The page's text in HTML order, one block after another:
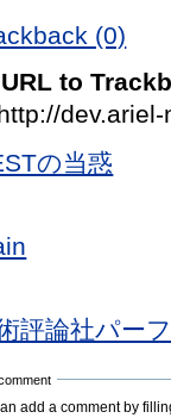
(0)
to
の当惑
評論社パー
add a comment by